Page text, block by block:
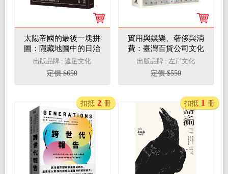
太陽帝國的最後一塊拼
圖：隱藏地圖中的日治
臺灣真相【典藏修訂
版】
出版品牌 : 遠足文化
定價 $650
實用與娛樂、奢侈與消
費：臺灣百貨公司文化
的流變
出版品牌 : 左岸文化
定價 $550
扣抵 2 冊 扣抵 1 冊